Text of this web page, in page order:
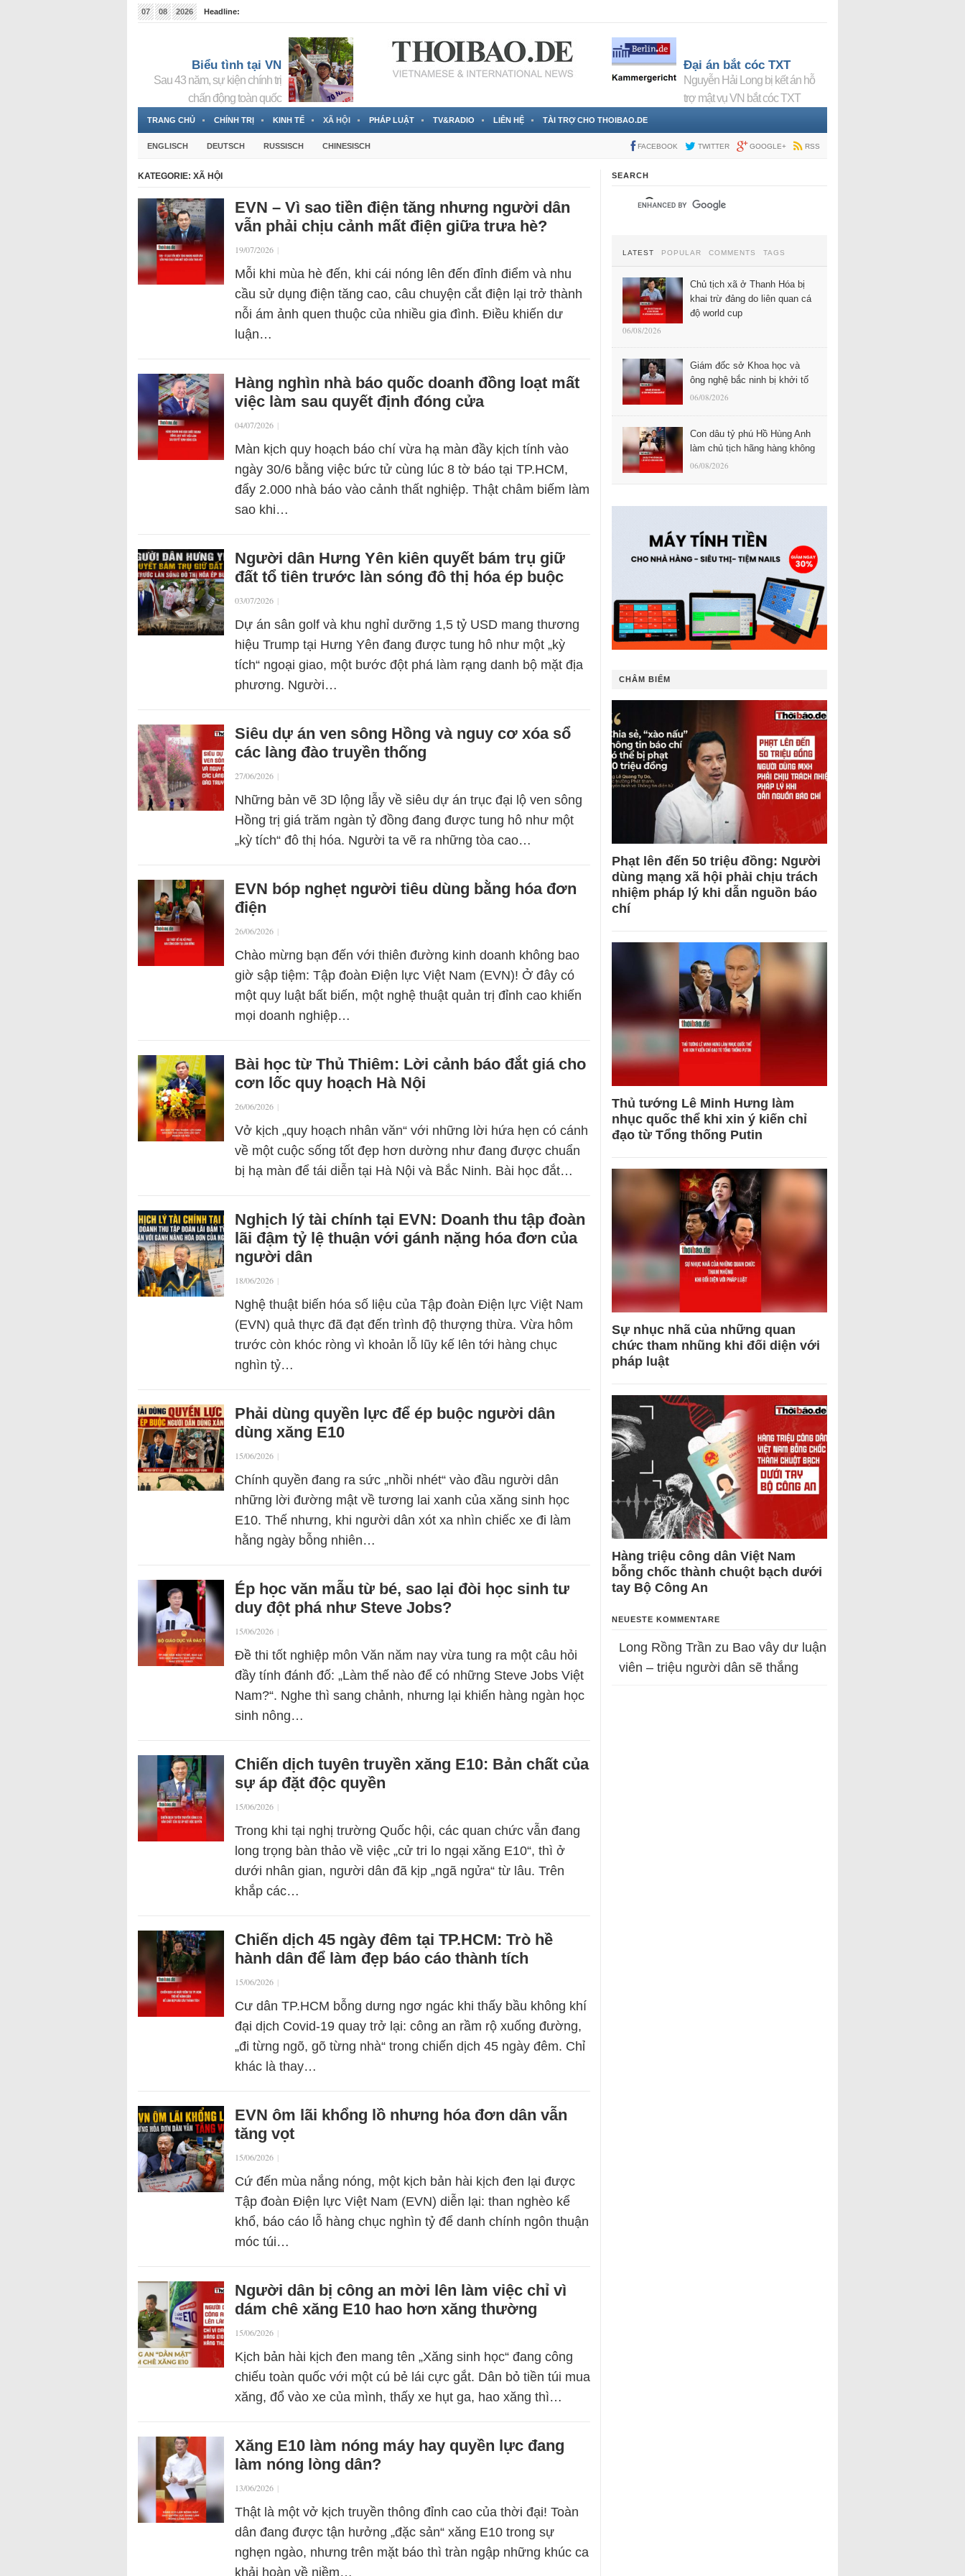
07 08 2026
Headline:
Biểu tình tại VN
Sau 43 năm, sự kiện chính trị
chấn động toàn quốc
Đại án bắt cóc TXT
Nguyễn Hải Long bị kết án hỗ
trợ mật vụ VN bắt cóc TXT
TRANG CHỦ CHÍNH TRỊ KINH TẾ XÃ HỘI PHÁP LUẬT TV&RADIO LIÊN HỆ TÀI TRỢ CHO THOIBAO.DE
ENGLISCH DEUTSCH RUSSISCH CHINESISCH FACEBOOK TWITTER GOOGLE+ RSS
KATEGORIE: XÃ HỘI
EVN – Vì sao tiền điện tăng nhưng người dân
vẫn phải chịu cảnh mất điện giữa trưa hè?
19/07/2026 |
Mỗi khi mùa hè đến, khi cái nóng lên đến đỉnh điểm và nhu
cầu sử dụng điện tăng cao, câu chuyện cắt điện lại trở thành
nỗi ám ảnh quen thuộc của nhiều gia đình. Điều khiến dư
luận…
Hàng nghìn nhà báo quốc doanh đồng loạt mất
việc làm sau quyết định đóng cửa
04/07/2026 |
Màn kịch quy hoạch báo chí vừa hạ màn đầy kịch tính vào
ngày 30/6 bằng việc bức tử cùng lúc 8 tờ báo tại TP.HCM,
đẩy 2.000 nhà báo vào cảnh thất nghiệp. Thật châm biếm làm
sao khi…
Người dân Hưng Yên kiên quyết bám trụ giữ
đất tổ tiên trước làn sóng đô thị hóa ép buộc
03/07/2026 |
Dự án sân golf và khu nghỉ dưỡng 1,5 tỷ USD mang thương
hiệu Trump tại Hưng Yên đang được tung hô như một „kỳ
tích“ ngoại giao, một bước đột phá làm rạng danh bộ mặt địa
phương. Người…
Siêu dự án ven sông Hồng và nguy cơ xóa sổ
các làng đào truyền thống
27/06/2026 |
Những bản vẽ 3D lộng lẫy về siêu dự án trục đại lộ ven sông
Hồng trị giá trăm ngàn tỷ đồng đang được tung hô như một
„kỳ tích“ đô thị hóa. Người ta vẽ ra những tòa cao…
EVN bóp nghẹt người tiêu dùng bằng hóa đơn
điện
26/06/2026 |
Chào mừng bạn đến với thiên đường kinh doanh không bao
giờ sập tiệm: Tập đoàn Điện lực Việt Nam (EVN)! Ở đây có
một quy luật bất biến, một nghệ thuật quản trị đỉnh cao khiến
mọi doanh nghiệp…
Bài học từ Thủ Thiêm: Lời cảnh báo đắt giá cho
cơn lốc quy hoạch Hà Nội
26/06/2026 |
Vở kịch „quy hoạch nhân văn“ với những lời hứa hẹn có cánh
về một cuộc sống tốt đẹp hơn dường như đang được chuẩn
bị hạ màn để tái diễn tại Hà Nội và Bắc Ninh. Bài học đắt…
Nghịch lý tài chính tại EVN: Doanh thu tập đoàn
lãi đậm tỷ lệ thuận với gánh nặng hóa đơn của
người dân
18/06/2026 |
Nghệ thuật biến hóa số liệu của Tập đoàn Điện lực Việt Nam
(EVN) quả thực đã đạt đến trình độ thượng thừa. Vừa hôm
trước còn khóc ròng vì khoản lỗ lũy kế lên tới hàng chục
nghìn tỷ…
Phải dùng quyền lực để ép buộc người dân
dùng xăng E10
15/06/2026 |
Chính quyền đang ra sức „nhồi nhét“ vào đầu người dân
những lời đường mật về tương lai xanh của xăng sinh học
E10. Thế nhưng, khi người dân xót xa nhìn chiếc xe đi làm
hằng ngày bỗng nhiên…
Ép học văn mẫu từ bé, sao lại đòi học sinh tư
duy đột phá như Steve Jobs?
15/06/2026 |
Đề thi tốt nghiệp môn Văn năm nay vừa tung ra một câu hỏi
đầy tính đánh đố: „Làm thế nào để có những Steve Jobs Việt
Nam?“. Nghe thì sang chảnh, nhưng lại khiến hàng ngàn học
sinh nông…
Chiến dịch tuyên truyền xăng E10: Bản chất của
sự áp đặt độc quyền
15/06/2026 |
Trong khi tại nghị trường Quốc hội, các quan chức vẫn đang
long trọng bàn thảo về việc „cử tri lo ngại xăng E10“, thì ở
dưới nhân gian, người dân đã kịp „ngã ngửa“ từ lâu. Trên
khắp các…
Chiến dịch 45 ngày đêm tại TP.HCM: Trò hề
hành dân để làm đẹp báo cáo thành tích
15/06/2026 |
Cư dân TP.HCM bỗng dưng ngơ ngác khi thấy bầu không khí
đại dịch Covid-19 quay trở lại: công an rầm rộ xuống đường,
„đi từng ngõ, gõ từng nhà“ trong chiến dịch 45 ngày đêm. Chỉ
khác là thay…
EVN ôm lãi khổng lồ nhưng hóa đơn dân vẫn
tăng vọt
15/06/2026 |
Cứ đến mùa nắng nóng, một kịch bản hài kịch đen lại được
Tập đoàn Điện lực Việt Nam (EVN) diễn lại: than nghèo kể
khổ, báo cáo lỗ hàng chục nghìn tỷ để danh chính ngôn thuận
móc túi…
Người dân bị công an mời lên làm việc chỉ vì
dám chê xăng E10 hao hơn xăng thường
15/06/2026 |
Kịch bản hài kịch đen mang tên „Xăng sinh học“ đang công
chiếu toàn quốc với một cú bẻ lái cực gắt. Dân bỏ tiền túi mua
xăng, đổ vào xe của mình, thấy xe hụt ga, hao xăng thì…
Xăng E10 làm nóng máy hay quyền lực đang
làm nóng lòng dân?
13/06/2026 |
Thật là một vở kịch truyền thông đỉnh cao của thời đại! Toàn
dân đang được tận hưởng „đặc sản“ xăng E10 trong sự
nghẹn ngào, nhưng trên mặt báo thì tràn ngập những khúc ca
khải hoàn về niềm…
SEARCH
LATEST POPULAR COMMENTS TAGS
Chủ tịch xã ở Thanh Hóa bị
khai trừ đảng do liên quan cá
độ world cup
06/08/2026
Giám đốc sở Khoa học và
ông nghệ bắc ninh bị khởi tố
06/08/2026
Con dâu tỷ phú Hồ Hùng Anh
làm chủ tịch hãng hàng không
06/08/2026
CHÂM BIẾM
Phạt lên đến 50 triệu đồng: Người
dùng mạng xã hội phải chịu trách
nhiệm pháp lý khi dẫn nguồn báo
chí
Thủ tướng Lê Minh Hưng làm
nhục quốc thể khi xin ý kiến chỉ
đạo từ Tổng thống Putin
Sự nhục nhã của những quan
chức tham nhũng khi đối diện với
pháp luật
Hàng triệu công dân Việt Nam
bỗng chốc thành chuột bạch dưới
tay Bộ Công An
NEUESTE KOMMENTARE
Long Rồng Trần zu Bao vây dư luận
viên – triệu người dân sẽ thắng